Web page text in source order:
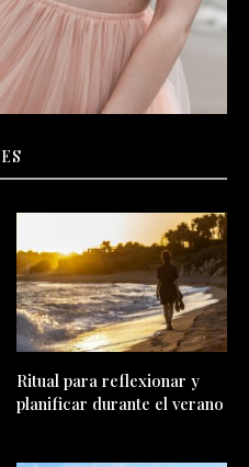
Ritual para reflexionar y
planificar durante el verano